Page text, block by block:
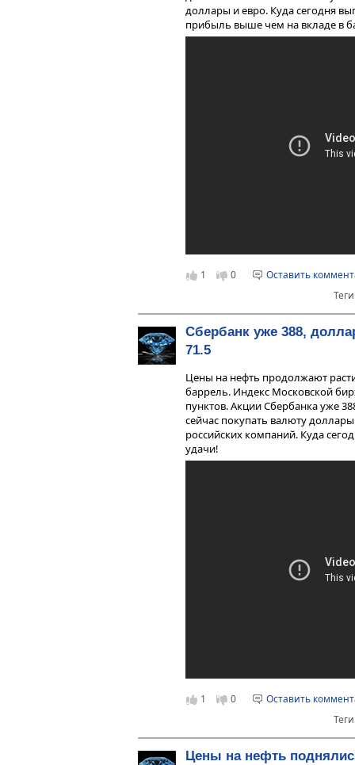
доллары и евро. Куда сегодня
прибыль выше чем на вкладе в
1 0
Оставить
Сбербанк уже 388,
71.5
Цены на нефть продолжают
баррель. Индекс Московской
пунктов. Акции Сбербанка уже
сейчас покупать валюту
российских компаний. Куда
удачи!
1 0
Оставить
Цены на нефть